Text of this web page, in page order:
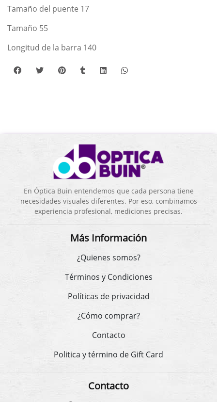
Tamaño del puente 17
Tamaño 55
Longitud de la barra 140
En Óptica Buin entendemos que cada persona tiene
necesidades visuales diferentes. Por eso, combinamos
experiencia profesional, mediciones precisas.
Más Información
¿Quienes somos?
Términos y Condiciones
Políticas de privacidad
¿Cómo comprar?
Contacto
Politica y término de Gift Card
Contacto